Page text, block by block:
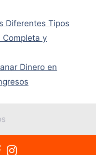
Diferentes Tipos
Completa y
Dinero en